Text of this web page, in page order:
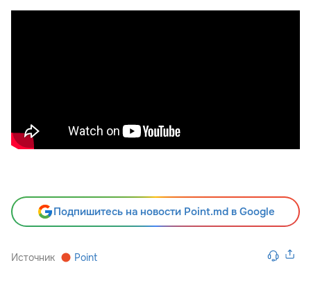
Подпишитесь на новости Point.md в Google
Источник Point